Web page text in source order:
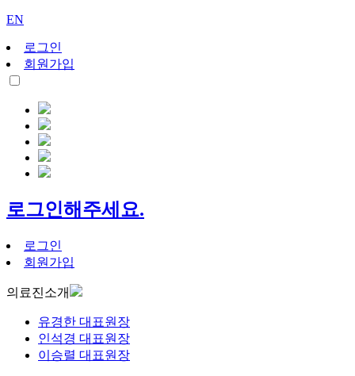
EN
로그인
회원가입
로그인해주세요.
로그인
회원가입
의료진소개
유경한 대표원장
인석경 대표원장
이승렬 대표원장